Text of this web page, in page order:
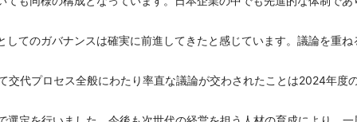
てのガバナンスは確実に前進してきたと感じています。議論を
代プロセス全般にわたり率直な議論が交わされたことは2024年度